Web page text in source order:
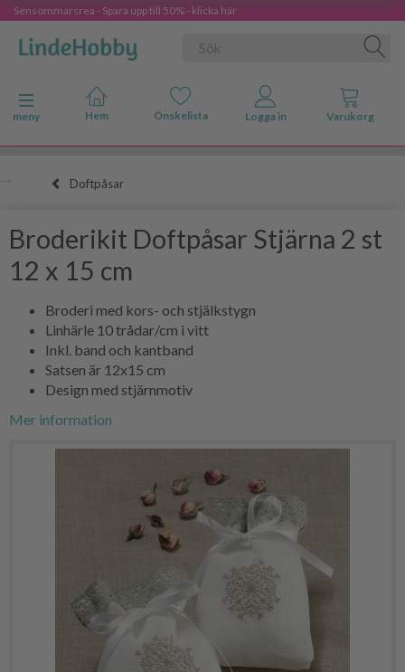
Sensommarsrea - Spara upp till 50% - klicka här
Ändra navigering
meny
Doftpåsar
Broderikit Doftpåsar Stjärna 2 st
12 x 15 cm
Broderi med kors- och stjälkstygn
Linhärle 10 trådar/cm i vitt
Inkl. band och kantband
Satsen är 12x15 cm
Design med stjärnmotiv
Mer information